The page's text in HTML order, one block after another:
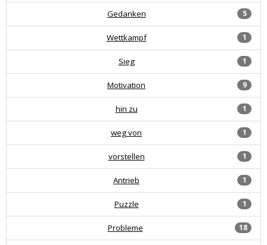
5
Gedanken
1
Wettkampf
1
Sieg
9
Motivation
1
hin zu
1
weg von
1
vorstellen
1
Antrieb
1
Puzzle
18
Probleme